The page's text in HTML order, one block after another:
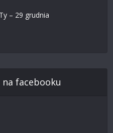
– 29 grudnia
na facebooku